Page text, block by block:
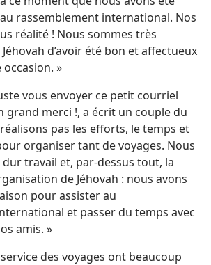
rassemblement international. Nos
réalité ! Nous sommes très
d’avoir été bon et affectueux
»
vous envoyer ce petit courriel
grand merci !, a écrit un couple du
pas les efforts, le temps et
organiser tant de voyages. Nous
travail et, par-dessus tout, la
de Jéhovah : nous avons
pour assister au
et passer du temps avec
amis. »
des voyages ont beaucoup